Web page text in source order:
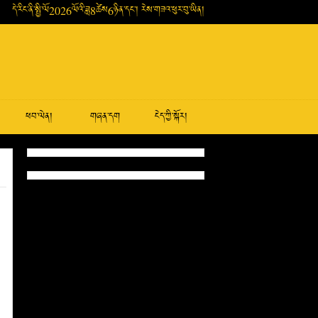
དེ་རིང་ནི་སྤྱི་ལོ2026ལོའི་ཟླ8ཚེས6ཉིན་དང་། རེས་གཟའ་ཕུར་བུ་ཡིན།
ཕབ་ལེན། གཞན་དག ངེད་ཀྱི་སྐོར།